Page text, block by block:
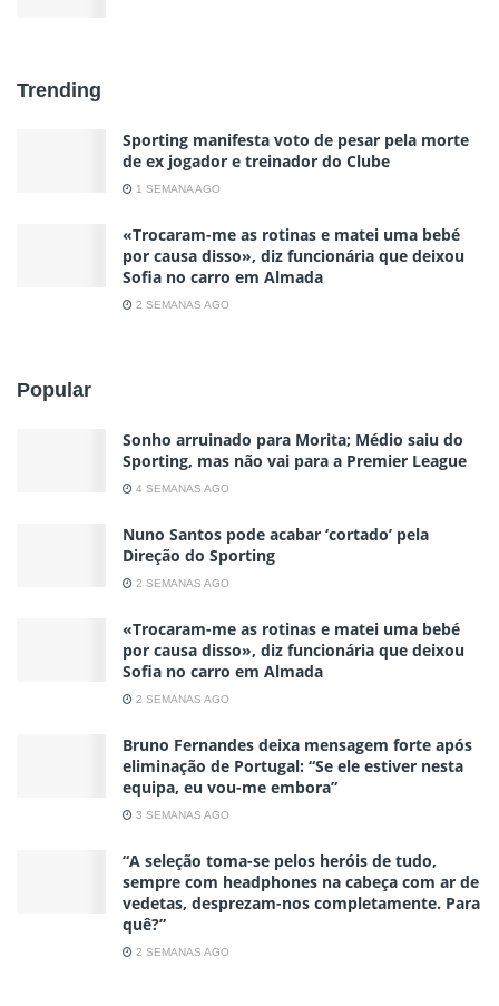
Trending
Sporting manifesta voto de pesar pela morte
de ex jogador e treinador do Clube
1 SEMANA AGO
«Trocaram-me as rotinas e matei uma bebé
por causa disso», diz funcionária que deixou
Sofia no carro em Almada
2 SEMANAS AGO
Popular
Sonho arruinado para Morita; Médio saiu do
Sporting, mas não vai para a Premier League
4 SEMANAS AGO
Nuno Santos pode acabar ‘cortado’ pela
Direção do Sporting
2 SEMANAS AGO
«Trocaram-me as rotinas e matei uma bebé
por causa disso», diz funcionária que deixou
Sofia no carro em Almada
2 SEMANAS AGO
Bruno Fernandes deixa mensagem forte após
eliminação de Portugal: “Se ele estiver nesta
equipa, eu vou-me embora”
3 SEMANAS AGO
“A seleção toma-se pelos heróis de tudo,
sempre com headphones na cabeça com ar de
vedetas, desprezam-nos completamente. Para
quê?”
2 SEMANAS AGO